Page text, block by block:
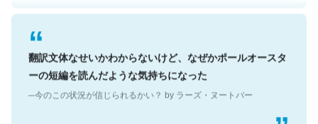
翻訳文体なせいかわからないけど、なぜかポールオースタ
ーの短編を読んだような気持ちになった
─今のこの状況が信じられるかい？ by ラーズ・ヌートバー